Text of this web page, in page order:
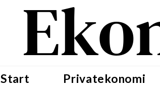
Start Privatekonomi